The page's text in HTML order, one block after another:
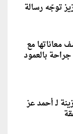
توجّه رسالة
معاناتها مع
بالعمود
لـ أحمد عز